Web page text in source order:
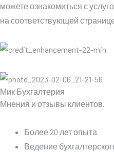
можете ознакомиться с
на соответствующей
Мик Бухгалтерия
Мнения и отзывы клиентов.
Более 20 лет опыта
Ведение